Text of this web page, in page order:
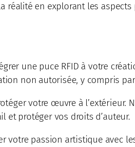
réalité en explorant les
une puce RFID à votre
non autorisée, y compris par
votre œuvre à
et protéger vos droits d’auteur.
votre passion artistique avec